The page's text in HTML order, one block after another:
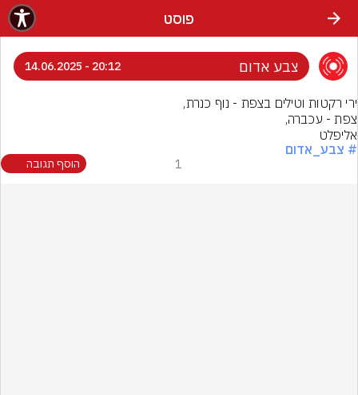
פוסט
צבע אדום 20:12 - 14.06.2025
אליפלט
# צבע_אדום
1 הוסף תגובה